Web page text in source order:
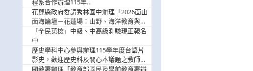
程系合作辦理115年
「115.08.10~08.12「AI賦能應用於智慧半
導體研習營」，歡迎學生踴躍報名參加
花蓮縣政府委請秀林國中辦理「2026面山
面海論壇－花蓮場：山野、海洋教育與戶
外安全實務課程」，歡迎踴躍報名參加
「全民英檢」中級、中高級測驗現正報名
中
歷史學科中心參與辦理115學年度台語片
影史，歡迎歷史科及關心本議題之教師踴
躍報名參加
國教署辦理「教育部國民及學前教育署辦